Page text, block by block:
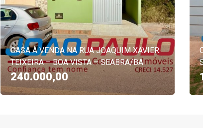
CASA À VENDA NA RUA JOAQUIM XAVIER
TEIXEIRA – BOA VISTA – SEABRA/BA
240.000,00